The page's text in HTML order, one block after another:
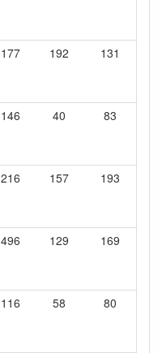
177 192 131
146 40 83
216 157 193
496 129 169
116 58 80